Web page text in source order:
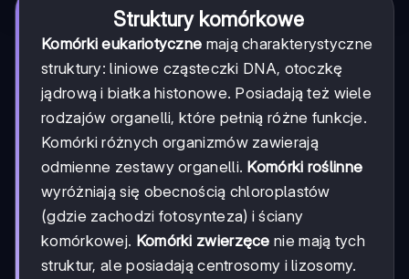
Struktury komórkowe
Komórki eukariotyczne mają charakterystyczne
struktury: liniowe cząsteczki DNA, otoczkę
jądrową i białka histonowe. Posiadają też wiele
rodzajów organelli, które pełnią różne funkcje.
Komórki różnych organizmów zawierają
odmienne zestawy organelli. Komórki roślinne
wyróżniają się obecnością chloroplastów
(gdzie zachodzi fotosynteza) i ściany
komórkowej. Komórki zwierzęce nie mają tych
struktur, ale posiadają centrosomy i lizosomy.